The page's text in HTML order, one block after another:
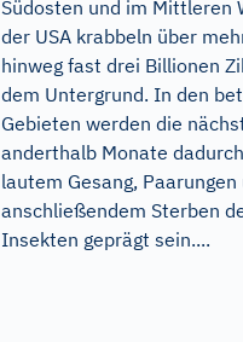
Südosten und im Mittleren
der USA krabbeln über
hinweg fast drei Billionen
dem Untergrund. In den
Gebieten werden die
anderthalb Monate
lautem Gesang, Paarungen
anschließendem Sterben
Insekten geprägt sein....